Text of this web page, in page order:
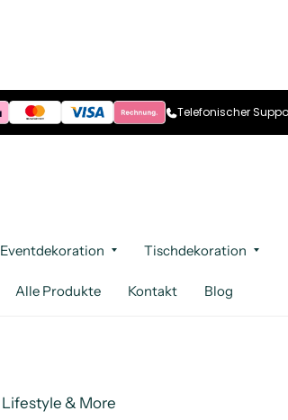
Telefonischer
Eventdekoration Tischdekoration
Alle Produkte Kontakt Blog
Lifestyle & More